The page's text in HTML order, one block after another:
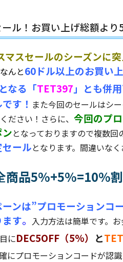
ル！お買い上げ総額よ
スセールのシーズンに突
なんと60ドル以上のお買い
なる「TET397」とも併
す！ また今回のセールはシ
ださい！さらに、 今回のプ
となっておりますので複数
ールとなります。間違いな
品5%+5%=10%
ンは”プロモーションコ
す。 入力方法は簡単です。
にDEC5OFF（5%） と
にプロモーションコードが認